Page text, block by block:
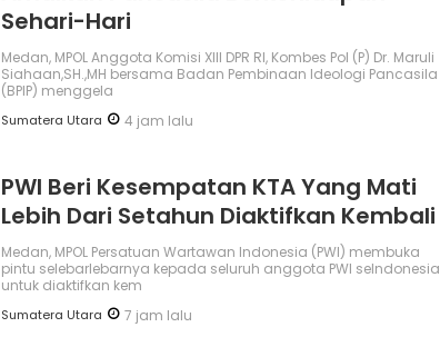
Sehari-Hari
Medan, MPOL Anggota Komisi XIII DPR RI, Kombes Pol (P) Dr. Maruli
Siahaan,SH.,MH bersama Badan Pembinaan Ideologi Pancasila
(BPIP) menggela
Sumatera Utara 4 jam lalu
PWI Beri Kesempatan KTA Yang Mati
Lebih Dari Setahun Diaktifkan Kembali
Medan, MPOL Persatuan Wartawan Indonesia (PWI) membuka
pintu selebarlebarnya kepada seluruh anggota PWI seIndonesia
untuk diaktifkan kem
Sumatera Utara 7 jam lalu